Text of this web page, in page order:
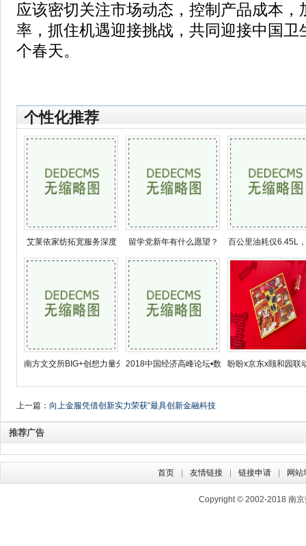
应该密切关注市场动态，控制产品成本，
率，抓住机遇迎接挑战，共同迎接中国卫
个春天。
个性化推荐
艾莱依家纺拓宽服务深度 留学党新年有什么愿望？ 百公里油耗仅6.45L
南方文交所BIG+创想力量分 2018中国经济高峰论坛•数 盼盼x京东x颐和园联
上一篇： 向上金服凭借创新实力荣获“最具创新金融科技
公司”
推荐广告
首页 友情链接 链接申请 网站
Copyright © 2002-2018 南